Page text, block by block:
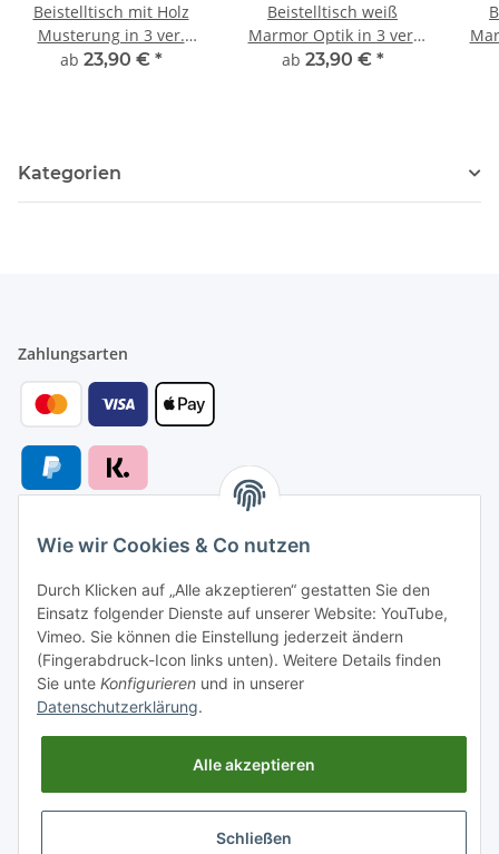
Beistelltisch mit Holz
Musterung in 3 ver.
Höhen
ab 23,90 € *
Beistelltisch weiß
Marmor Optik in 3 ver.
Höhen
ab 23,90 € *
Kategorien
Zahlungsarten
Versandarten
Versand nach
Gesetzliche Informationen
Wie wir Cookies & Co nutzen
Durch Klicken auf „Alle akzeptieren“ gestatten Sie den
Einsatz folgender Dienste auf unserer Website: YouTube,
Vimeo. Sie können die Einstellung jederzeit ändern
(Fingerabdruck-Icon links unten). Weitere Details finden
Sie unte Konfigurieren und in unserer
Datenschutzerklärung.
Alle akzeptieren
Schließen